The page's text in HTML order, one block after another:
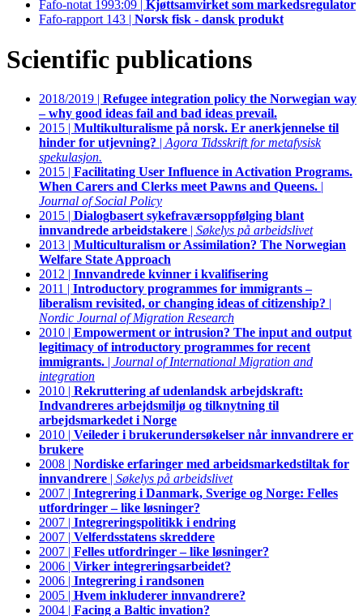
Fafo-notat 1993:09 | Kjøttsamvirket som markedsregulator
Fafo-rapport 143 | Norsk fisk - dansk produkt
Scientific publications
2018/2019 | Refugee integration policy the Norwegian way
– why good ideas fail and bad ideas prevail.
2015 | Multikulturalisme på norsk. Er anerkjennelse til
hinder for utjevning? | Agora Tidsskrift for metafysisk
spekulasjon.
2015 | Facilitating User Influence in Activation Programs.
When Carers and Clerks meet Pawns and Queens. |
Journal of Social Policy
2015 | Dialogbasert sykefraværsoppfølging blant
innvandrede arbeidstakere | Søkelys på arbeidslivet
2013 | Multiculturalism or Assimilation? The Norwegian
Welfare State Approach
2012 | Innvandrede kvinner i kvalifisering
2011 | Introductory programmes for immigrants –
liberalism revisited, or changing ideas of citizenship? |
Nordic Journal of Migration Research
2010 | Empowerment or intrusion? The input and output
legitimacy of introductory programmes for recent
immigrants. | Journal of International Migration and
integration
2010 | Rekruttering af udenlandsk arbejdskraft:
Indvandreres arbejdsmiljø og tilknytning til
arbejdsmarkedet i Norge
2010 | Veileder i brukerundersøkelser når innvandrere er
brukere
2008 | Nordiske erfaringer med arbeidsmarkedstiltak for
innvandrere | Søkelys på arbeidslivet
2007 | Integrering i Danmark, Sverige og Norge: Felles
utfordringer – like løsninger?
2007 | Integreringspolitikk i endring
2007 | Velferdsstatens skreddere
2007 | Felles utfordringer – like løsninger?
2006 | Virker integreringsarbeidet?
2006 | Integrering i randsonen
2005 | Hvem inkluderer innvandrere?
2004 | Facing a Baltic invation?